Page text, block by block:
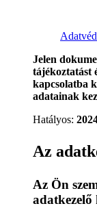
Jelen
tájékoztatást
kapcsolatba
adatainak
Hatályos:
Az
Az Ön
adatkezelő